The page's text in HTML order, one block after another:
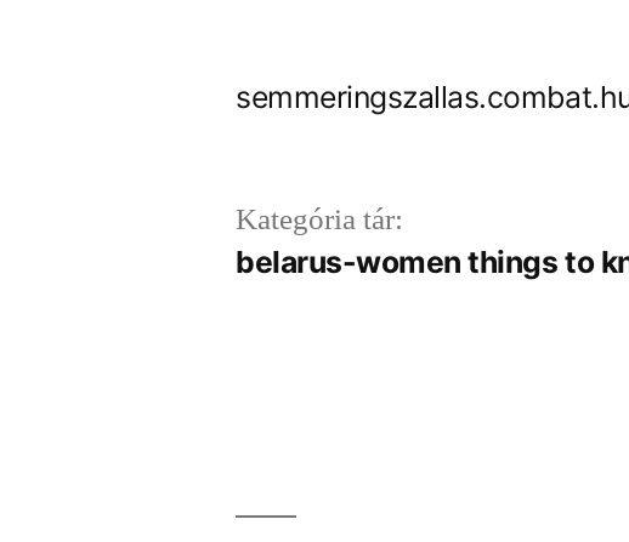
Kategória tár:
belarus-women things to